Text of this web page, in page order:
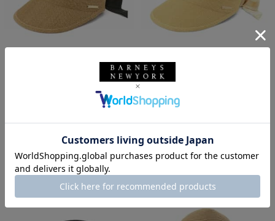
¥31,900
¥19,140 40% OFF
SALE
ATHENA NEW YORK
プ "JANET"
¥31,900